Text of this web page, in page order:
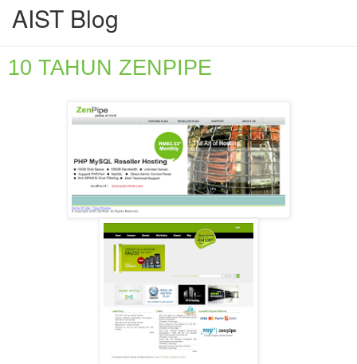
AIST Blog
10 TAHUN ZENPIPE